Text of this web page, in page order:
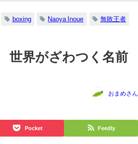
boxing Naoya Inoue 無敗王者
世界がざわつく名前
おまめさん
Pocket Feedly